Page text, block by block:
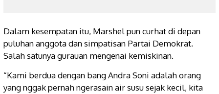
Dalam kesempatan itu, Marshel pun curhat di depan
puluhan anggota dan simpatisan Partai Demokrat.
Salah satunya gurauan mengenai kemiskinan.
“Kami berdua dengan bang Andra Soni adalah orang
yang nggak pernah ngerasain air susu sejak kecil, kita